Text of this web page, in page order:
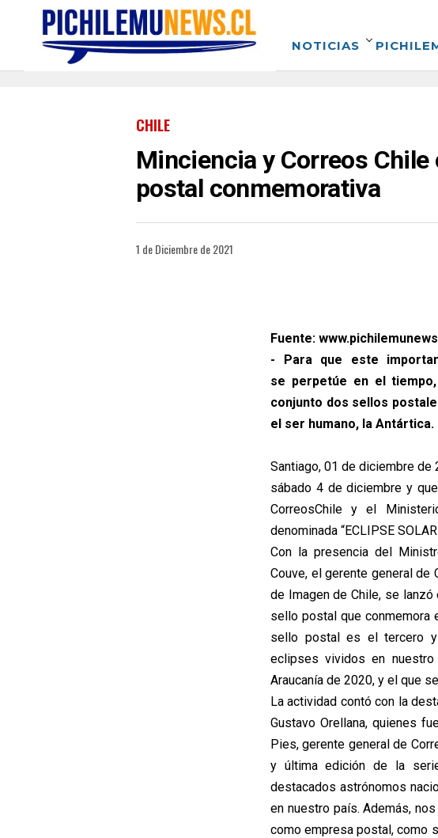
NOTICIAS
CHILE
Minciencia y Correos
postal conmemorativa
1 de Diciembre de 2021
Fuente:
- Para que este
se perpetúe en el
conjunto dos sellos
el ser humano, la Antártica.
Santiago, 01 de diciembre de
sábado 4 de diciembre y
CorreosChile y el
denominada “ECLIPSE
Con la presencia del
Couve, el gerente general de
de Imagen de Chile, se
sello postal que conmemora
sello postal es el tercero
eclipses vividos en
Araucanía de 2020, y el que
La actividad contó con la
Gustavo Orellana, quienes
Pies, gerente general de
y última edición de la
destacados astrónomos
en nuestro país. Además,
como empresa postal, como